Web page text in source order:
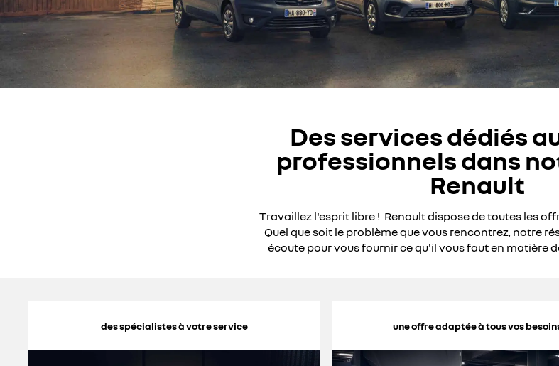
Des services dédiés
professionnels dans
Renault
Travaillez l'esprit libre ! Renault dispose de toutes les
Quel que soit le problème que vous rencontrez, notre
écoute pour vous fournir ce qu'il vous faut en matière
des spécialistes à votre service une offre adaptée à tous vos